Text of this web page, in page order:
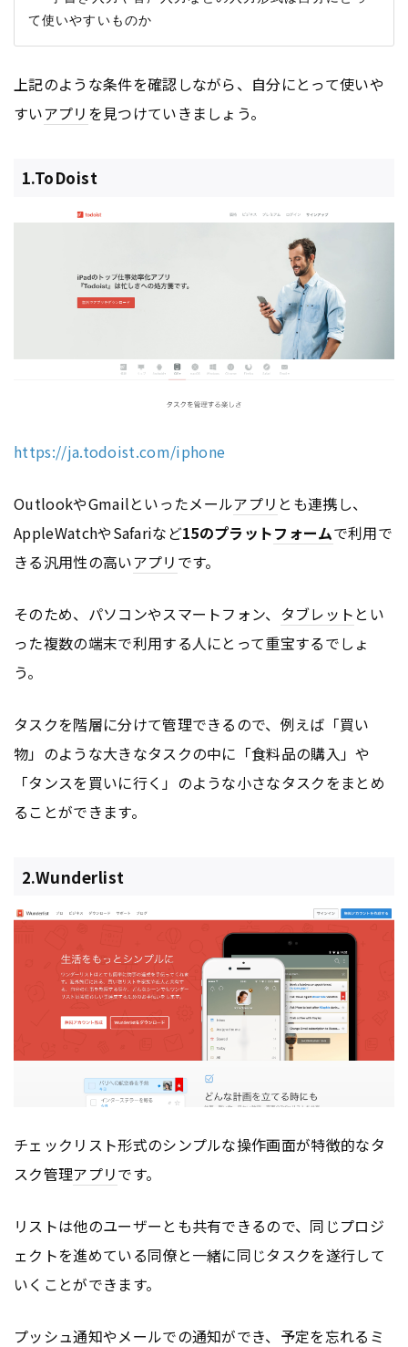
上記のような条件を確認しながら、自分にとって使いや
すいアプリ を見つけていきましょう。
1.ToDoist
https://ja.todoist.com/iphone
OutlookやGmailといったメールアプリ とも連携し、
AppleWatchやSafariなど15のプラットフォームで利用で
きる汎用性の高いアプリ です。
そのため、パソコンやスマートフォン、 タブレット とい
った複数の端末で利用する人にとって重宝するでしょ
う。
タスクを階層に分けて管理できるので、例えば「買い
物」のような大きなタスクの中に「食料品の購入」や
「タンスを買いに行く」のような小さなタスクをまとめ
ることができます。
2.Wunderlist
チェックリスト形式のシンプルな操作画面が特徴的なタ
スク管理アプリです。
リストは他のユーザーとも共有できるので、同じプロジ
ェクトを進めている同僚と一緒に同じタスクを遂行して
いくことができます。
プッシュ通知やメールでの通知ができ、予定を忘れるミ